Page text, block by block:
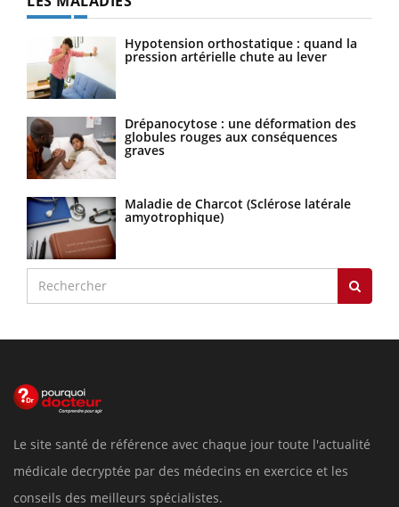
Hypotension orthostatique : quand la
pression artérielle chute au lever
Drépanocytose : une déformation des
globules rouges aux conséquences
graves
Maladie de Charcot (Sclérose latérale
amyotrophique)
Le site santé de référence avec chaque jour toute l'actualité
médicale decryptée par des médecins en exercice et les
conseils des meilleurs spécialistes.